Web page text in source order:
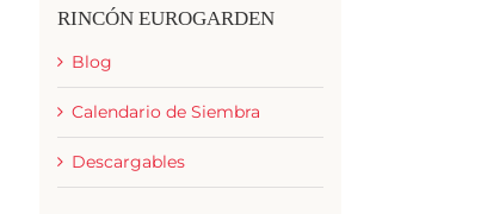
RINCÓN EUROGARDEN
Blog
Calendario de Siembra
Descargables